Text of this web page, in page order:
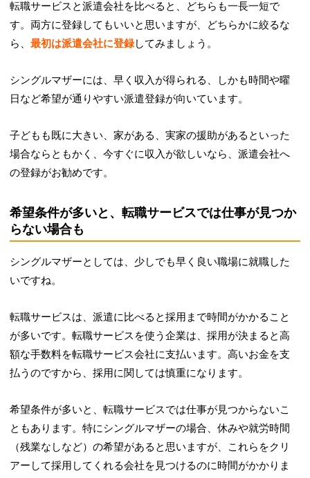
転職サービスと派遣会社を比べると、どちらも一長一短で
す。両方に登録してもいいと思いますが、どちらかに絞るな
ら、最初は派遣会社に登録してみましょう。
シングルマザーには、早く収入が得られる、しかも時間や曜
日など希望が通りやすい派遣登録が向いています。
子どもも既に大きい、家がある、実家の援助があるといった
場合ならともかく、今すぐに収入が欲しいなら、派遣会社へ
の登録がお勧めです。
希望条件が多いと、転職サービスでは仕事が見つか
らない場合も
シングルマザーとしては、少しでも早く良い職場に就職した
いですね。
転職サービスは、派遣に比べると採用まで時間がかかること
が多いです。転職サービスを使う企業は、採用が決まると高
額な手数料を転職サービス会社に支払います。高いお金を支
払うのですから、採用に関しては慎重になります。
希望条件が多いと、転職サービスでは仕事が見つからないこ
ともあります。特にシングルマザーの場合、休みや就労時間
（残業なしなど）の希望があると思いますが、これらをクリ
アーして採用してくれる会社を見つけるのに時間がかかりま